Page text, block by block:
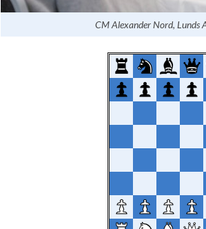
CM Alexander Nord, Lunds